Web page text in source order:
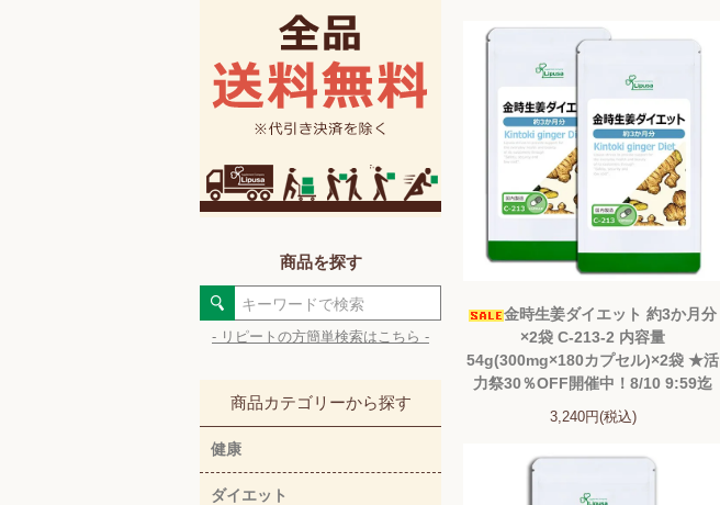
商品を探す
- リピートの方簡単検索はこちら -
商品カテゴリーから探す
健康
ダイエット
金時生姜ダイエット 約3か月分
×2袋 C-213-2 内容量
54g(300mg×180カプセル)×2袋 ★活
力祭30％OFF開催中！8/10 9:59迄
3,240円(税込)